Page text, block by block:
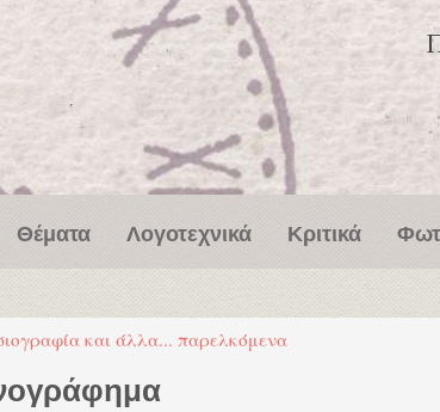
Θέματα Λογοτεχνικά Κριτικά
και άλλα... παρελκόμενα